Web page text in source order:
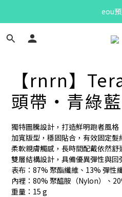
Bandit
【rnrn】
頭帶・青綠藍
獨特圖騰設計，打造鮮明跑者風格
加寬版型，穩固貼合，有效固定髮
柔軟親膚觸感，長時間配戴依然舒
雙層結構設計，具備優異彈性與回
表布：87% 聚酯纖維、13% 彈性
內裡：80% 聚醯胺（Nylon）、
重量：15 g